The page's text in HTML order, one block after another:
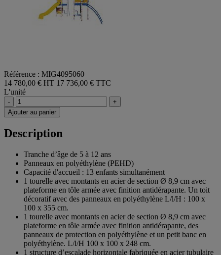
Référence : MIG4095060
14 780,00 € HT 17 736,00 € TTC
L'unité
-
+
Ajouter au panier
Description
Tranche d’âge de 5 à 12 ans
Panneaux en polyéthylène (PEHD)
Capacité d'accueil : 13 enfants simultanément
1 tourelle avec montants en acier de section Ø 8,9 cm avec
plateforme en tôle armée avec finition antidérapante. Un toit
décoratif avec des panneaux en polyéthylène L/l/H : 100 x
100 x 355 cm.
1 tourelle avec montants en acier de section Ø 8,9 cm avec
plateforme en tôle armée avec finition antidérapante, des
panneaux de protection en polyéthylène et un petit banc en
polyéthylène. L/l/H 100 x 100 x 248 cm.
1 structure d’escalade horizontale fabriquée en acier tubulaire